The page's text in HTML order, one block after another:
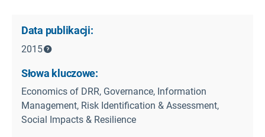
Data publikacji:
2015
Słowa kluczowe:
Economics of DRR, Governance, Information
Management, Risk Identification & Assessment,
Social Impacts & Resilience